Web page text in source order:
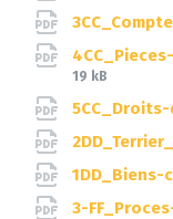
19 kB
1DD_Biens-
3-